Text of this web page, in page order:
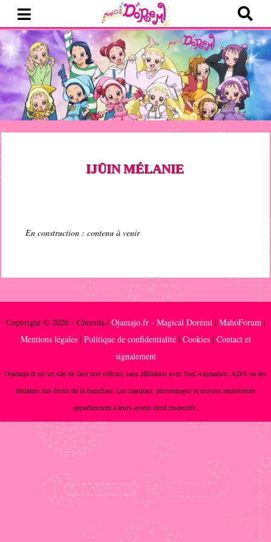
IJŪINMÉLANIE
En construction : contenu à venir
Copyright © 2026 - Chocola | Ojamajo.fr - Magical Dorémi| MahoForum|
Mentions légales| Politique de confidentialité| Cookies| Contact et
signalement
Ojamajo.fr est un site de fans non officiel, sans affiliation avec Toei Animation, ADN ou les
titulaires des droits de la franchise. Les marques, personnages et œuvres mentionnés
appartiennent à leurs ayants droit respectifs.